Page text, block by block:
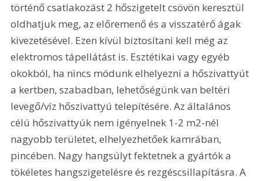
történő csatlakozást 2 hőszigetelt csövön keresztül
oldhatjuk meg, az előremenő és a visszatérő ágak
kivezetésével. Ezen kívül biztosítani kell még az
elektromos tápellátást is. Esztétikai vagy egyéb
okokból, ha nincs módunk elhelyezni a hőszivattyút
a kertben, szabadban, lehetőségünk van beltéri
levegő/víz hőszivattyú telepítésére. Az általános
célú hőszivattyúk nem igényelnek 1-2 m2-nél
nagyobb területet, elhelyezhetőek kamrában,
pincében. Nagy hangsúlyt fektetnek a gyártók a
tökéletes hangszigetelésre és rezgéscsillapításra. A